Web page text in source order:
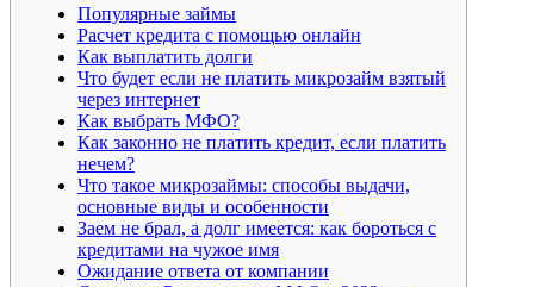
Популярные займы
Расчет кредита с помощью онлайн
Как выплатить долги
Что будет если не платить микрозайм взятый
через интернет
Как выбрать МФО?
Как законно не платить кредит, если платить
нечем?
Что такое микрозаймы: способы выдачи,
основные виды и особенности
Заем не брал, а долг имеется: как бороться с
кредитами на чужое имя
Ожидание ответа от компании